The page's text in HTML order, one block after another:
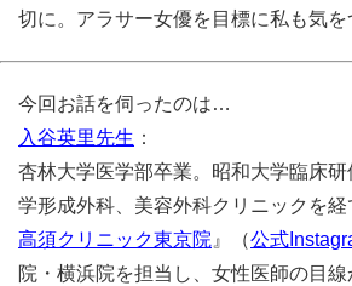
切に。アラサー女優を目標に私も気を
今回お話を伺ったのは…
入谷英里先生 ：
杏林大学医学部卒業。昭和大学臨床
学形成外科、美容外科クリニックを
高須クリニック東京院 』（公式
院・横浜院を担当し、女性医師の目